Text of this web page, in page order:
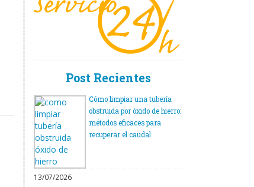
Post Recientes
Cómo limpiar una tubería
obstruida por óxido de hierro:
métodos eficaces para
recuperar el caudal
13/07/2026